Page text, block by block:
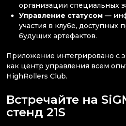
организации специальных
Управление статусом —
участия в клубе, доступных
будущих артефактов.
Приложение интегрировано с
как центр управления всем
HighRollers Club.
Встречайте на
стенд 21S